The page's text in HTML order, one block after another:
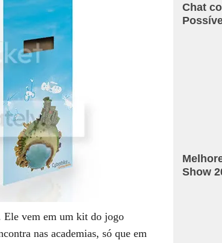
Ele vem em um kit do jogo
nas academias, só que em
Chat
Show